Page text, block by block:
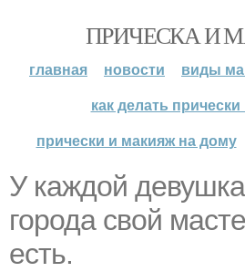
ПРИЧЕСКА И
главная новости
виды
как делать
прически и макияж на дому
У каждой
города свой
есть.